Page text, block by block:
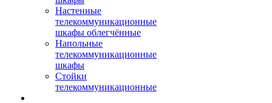
Настенные
телекоммуникационные
шкафы облегчённые
Напольные
телекоммуникационные
шкафы
Стойки
телекоммуникационные